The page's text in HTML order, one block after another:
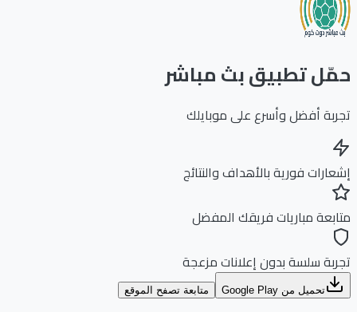
تطبيق بث مباشر
أفضل وأسرع على موبايلك
فورية بالأهداف والنتائج
مباريات فريقك المفضل
سلسة بدون إعلانات مزعجة
تحميل من Google Play متابعة تصفح الموقع